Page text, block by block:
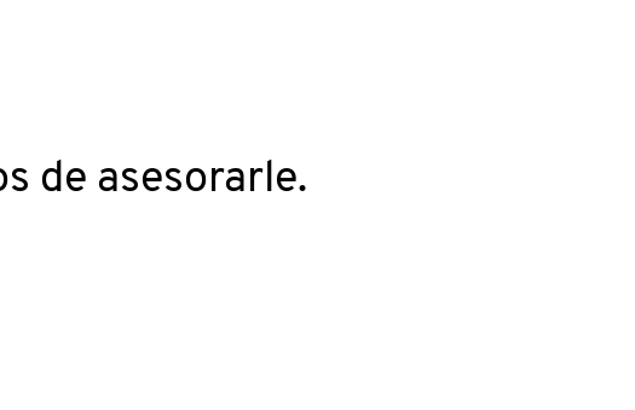
de asesorarle.